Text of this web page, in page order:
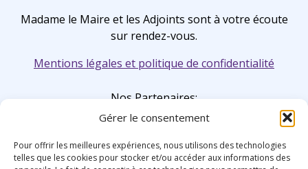
Gérer le consentement
Pour offrir les meilleures expériences, nous utilisons des technologies
telles que les cookies pour stocker et/ou accéder aux informations des
Madame le Maire et les Adjoints sont à votre écoute
sur rendez-vous.
Mentions légales et politique de confidentialité
Nos Partenaires: